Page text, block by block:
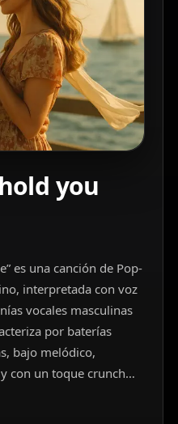
you
es una canción de Pop-
interpretada con voz
vocales masculinas
por baterías
bajo melódico,
con un toque crunch
atmósfera. La